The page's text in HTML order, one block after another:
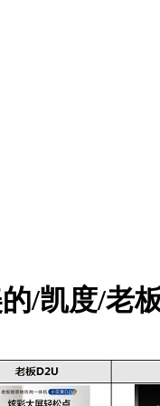
/凯度/老